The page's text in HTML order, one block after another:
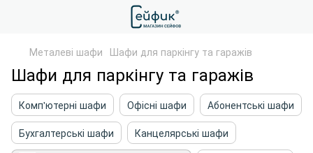
Металеві шафи Шафи для паркінгу та гаражів
Шафи для паркінгу та гаражів
Комп'ютерні шафи Офісні шафи
Абонентські шафи
Бухгалтерські шафи
Канцелярські шафи